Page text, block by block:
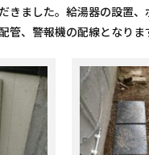
きました。給湯器の設置、
管、警報機の配線となりま